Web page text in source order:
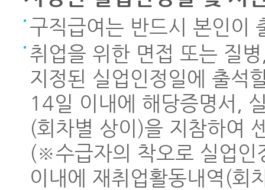
구직급여는 반드시 본인이
취업을 위한 면접 또는 질
지정된 실업인정일에 출석
14일 이내에 해당증명서,
(회차별 상이)을 지참하여
(※수급자의 착오로 실업인
이내에 재취업활동내역(회